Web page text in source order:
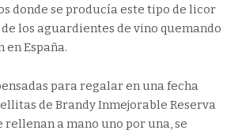
donde se producía este tipo de licor
los aguardientes de vino quemando
en España.
para regalar en una fecha
de Brandy Inmejorable Reserva
rellenan a mano uno por una, se